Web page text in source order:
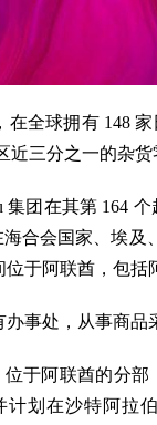
全球拥有 148
三分之一的杂货
团在其第 164
合会国家、埃及
于阿联酋，包括
事处，从事商品
于阿联酋的分
划在沙特阿拉